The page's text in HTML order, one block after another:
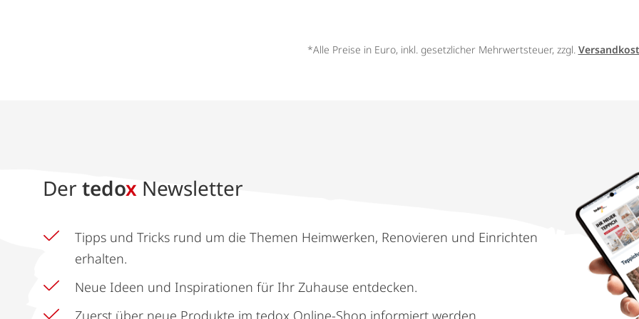
*Alle Preise in Euro, inkl. gesetzlicher Mehrwertsteuer, zzgl.
Der tedox Newsletter
Tipps und Tricks rund um die Themen Heimwerken, Renovieren und Einrichten
erhalten.
Neue Ideen und Inspirationen für Ihr Zuhause entdecken.
Zuerst über neue Produkte im tedox Online-Shop informiert werden.